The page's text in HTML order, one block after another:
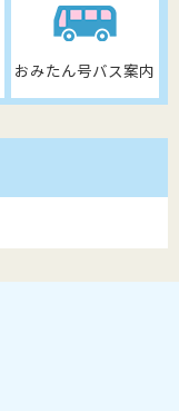
おみたん号バス案内